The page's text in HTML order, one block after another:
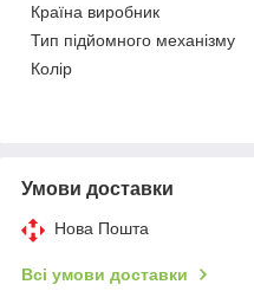
Країна виробник
Тип підйомного механізму
Колір
Умови доставки
Нова Пошта
Всі умови доставки